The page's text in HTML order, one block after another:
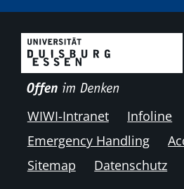
WIWI-Intranet
Infoline
Emergency Handling
Sitemap
Datenschutz